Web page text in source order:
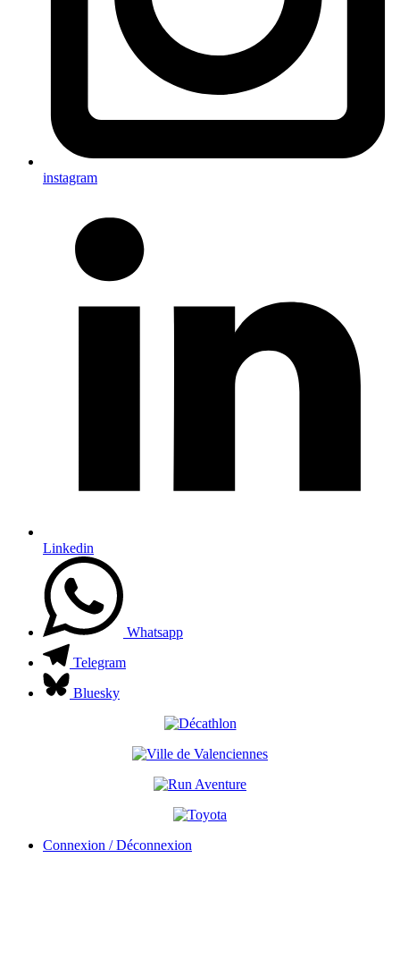
instagram
Linkedin
Whatsapp
Telegram
Bluesky
Connexion / Déconnexion